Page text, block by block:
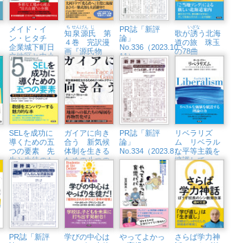
メイド・イ
ン・ヒタチ
企業城下町日
立地区と中小
企業の未来
知
ち
泉
せん
源
げん
氏
じ
第
４巻 完訳漫
画『源氏物
語』
PR誌「新評
論」
No.336（2023.10・
11）
歌が誘
いざな
う北海
道の旅 珠玉
の78曲
SELを成功に
導くための五
つの要素 先
生と生徒のた
めのアクティ
ビティー集
ガイアに向き
合う 新気候
体制を生きる
ための八つの
レクチャー
PR誌「新評
論」
No.334（2023.8）
リベラリズ
ム リベラル
な平等主義を
擁護して
PR誌「新評
学びの中心は
やってよかっ
さらば学力神